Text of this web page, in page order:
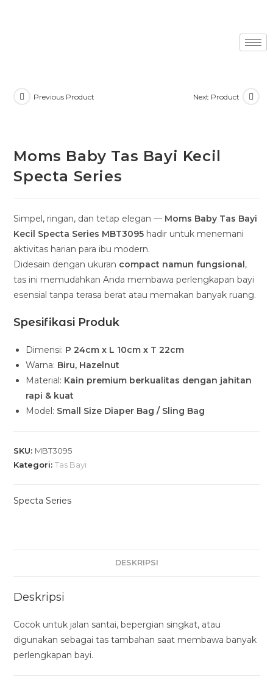
Previous Product Next Product
Moms Baby Tas Bayi Kecil
Specta Series
Simpel, ringan, dan tetap elegan — Moms Baby Tas Bayi
Kecil Specta Series MBT3095 hadir untuk menemani
aktivitas harian para ibu modern.
Didesain dengan ukuran compact namun fungsional,
tas ini memudahkan Anda membawa perlengkapan bayi
esensial tanpa terasa berat atau memakan banyak ruang.
Spesifikasi Produk
Dimensi: P 24cm x L 10cm x T 22cm
Warna: Biru, Hazelnut
Material: Kain premium berkualitas dengan jahitan
rapi & kuat
Model: Small Size Diaper Bag / Sling Bag
SKU: MBT3095
Kategori:Tas Bayi
Specta Series
DESKRIPSI
Deskripsi
Cocok untuk jalan santai, bepergian singkat, atau
digunakan sebagai tas tambahan saat membawa banyak
perlengkapan bayi.